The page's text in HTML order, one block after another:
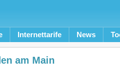
Internettarife News
am Main